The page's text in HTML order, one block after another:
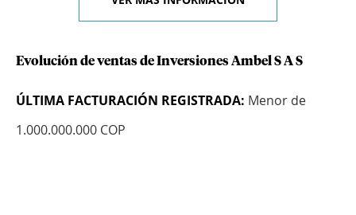
Evolución de ventas de Inversiones Ambel S A S
ÚLTIMA FACTURACIÓN REGISTRADA: Menor de
1.000.000.000 COP